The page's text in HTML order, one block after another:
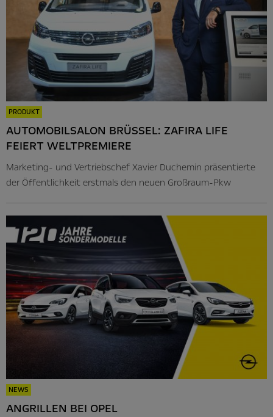
PRODUKT
AUTOMOBILSALON BRÜSSEL: ZAFIRA LIFE
FEIERT WELTPREMIERE
Marketing- und Vertriebschef Xavier Duchemin präsentierte
der Öffentlichkeit erstmals den neuen Großraum-Pkw
NEWS
ANGRILLEN BEI OPEL